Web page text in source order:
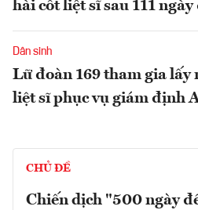
hài cốt liệt sĩ sau 111 ngày
Dân sinh
Lữ đoàn 169 tham gia lấy
liệt sĩ phục vụ giám định
CHỦ ĐỀ
Chiến dịch "500 ngày